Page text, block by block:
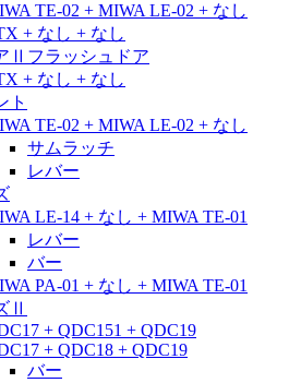
TE-02 + MIWA LE-02 + なし
+ なし + なし
Ⅱフラッシュドア
+ なし + なし
ト
TE-02 + MIWA LE-02 + なし
サムラッチ
レバー
LE-14 + なし + MIWA TE-01
レバー
バー
PA-01 + なし + MIWA TE-01
Ⅱ
+ QDC151 + QDC19
+ QDC18 + QDC19
バー